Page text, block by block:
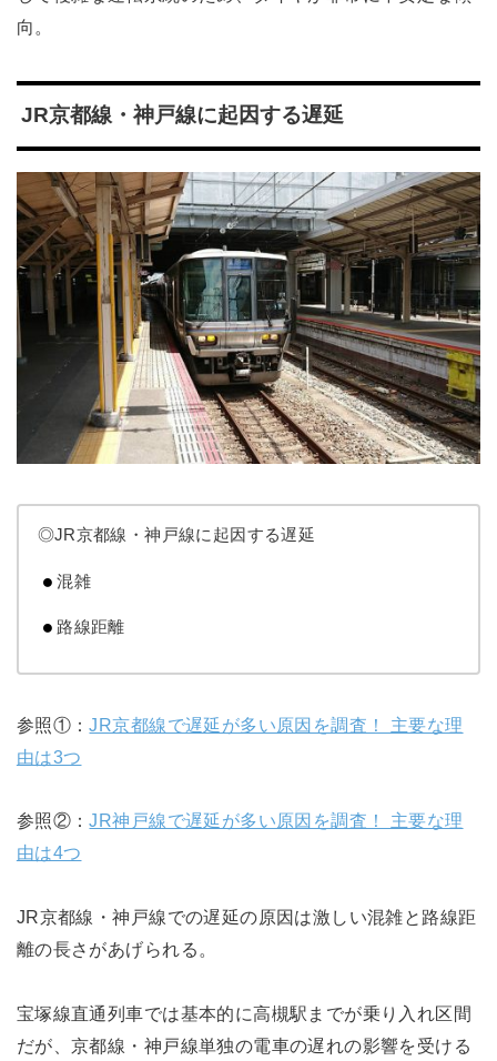
向。
JR京都線・神戸線に起因する遅延
◎JR京都線・神戸線に起因する遅延
混雑
路線距離
参照①：JR京都線で遅延が多い原因を調査！ 主要な理
由は3つ
参照②：JR神戸線で遅延が多い原因を調査！ 主要な理
由は4つ
JR京都線・神戸線での遅延の原因は激しい混雑と路線距
離の長さがあげられる。
宝塚線直通列車では基本的に高槻駅までが乗り入れ区間
だが、京都線・神戸線単独の電車の遅れの影響を受ける